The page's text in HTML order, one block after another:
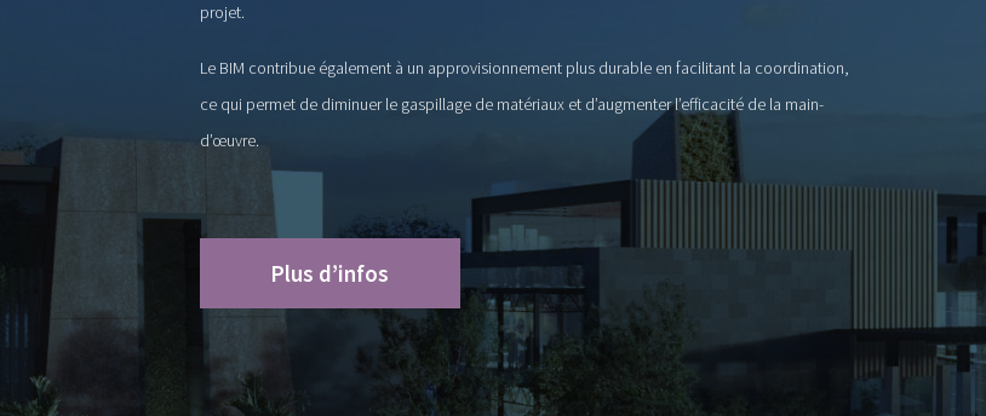
projet.
Le BIM contribue également à un approvisionnement plus durable en facilitant la coordination,
ce qui permet de diminuer le gaspillage de matériaux et d’augmenter l’efficacité de la main-
d’œuvre.
Plus d’infos